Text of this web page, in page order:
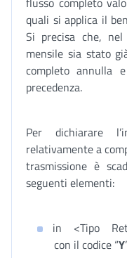
quali si applica il
Si precisa che,
mensile sia stato
completo annulla
precedenza.
Per dichiarare
relativamente a
trasmissione è
seguenti elementi:
in <Tipo
con il codice “Y